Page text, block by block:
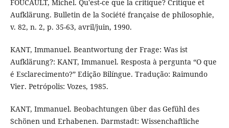
FOUCAULT, Michel. Qu'est-ce que la critique? Critique et
Aufklärung. Bulletin de la Société française de philosophie,
v. 82, n. 2, p. 35-63, avril/juin, 1990.
KANT, Immanuel. Beantwortung der Frage: Was ist
Aufklärung?: KANT, Immanuel. Resposta à pergunta “O que
é Esclarecimento?” Edição Bilíngue. Tradução: Raimundo
Vier. Petrópolis: Vozes, 1985.
KANT, Immanuel. Beobachtungen über das Gefühl des
Schönen und Erhabenen. Darmstadt: Wissenchaftliche